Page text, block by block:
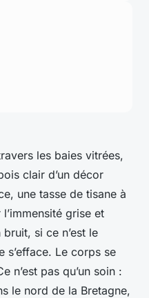
les baies vitrées,
clair d’un décor
une tasse de tisane à
grise et
si ce n’est le
s’efface. Le corps se
n’est pas qu’un soin :
le nord de la Bretagne,